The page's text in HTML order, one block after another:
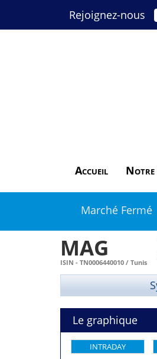
Rejoignez-nous
Accueil Notre
Marché Fermé
MAG
ISIN - TN0006440010 / Tunis
Le graphique
INTRADAY